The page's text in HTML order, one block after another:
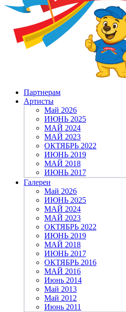
Партнерам
Артисты
Май 2026
ИЮНЬ 2025
МАЙ 2024
МАЙ 2023
ОКТЯБРЬ 2022
ИЮНЬ 2019
МАЙ 2018
ИЮНЬ 2017
Галереи
Май 2026
ИЮНЬ 2025
МАЙ 2024
МАЙ 2023
ОКТЯБРЬ 2022
ИЮНЬ 2019
МАЙ 2018
ИЮНЬ 2017
ОКТЯБРЬ 2016
МАЙ 2016
Июнь 2014
Май 2013
Май 2012
Июнь 2011